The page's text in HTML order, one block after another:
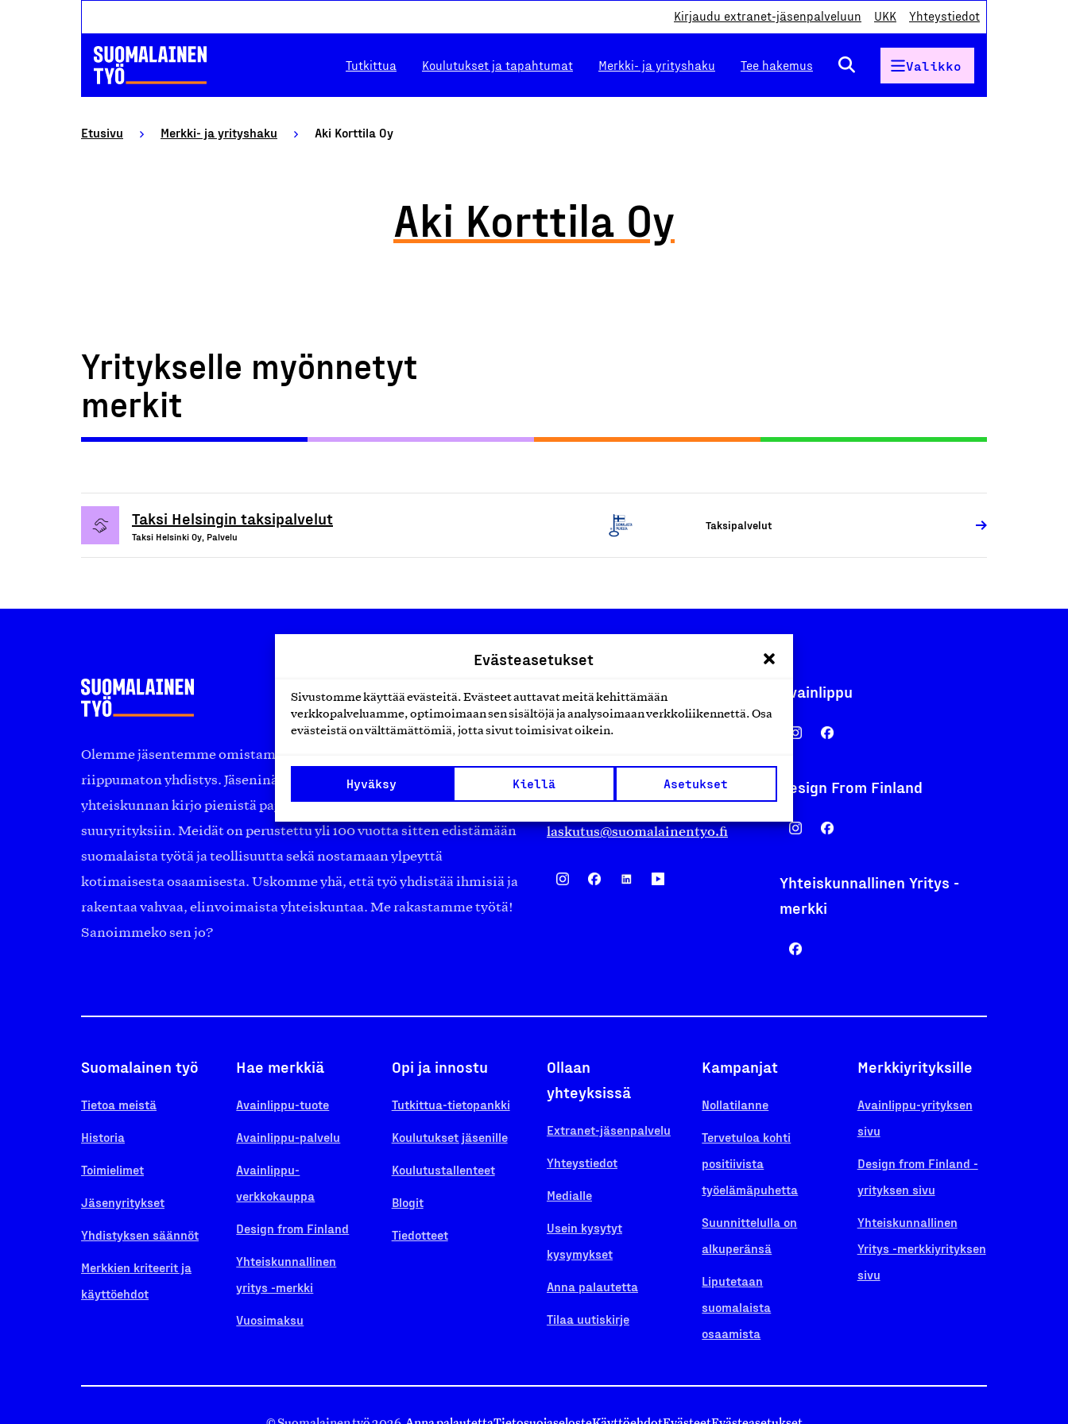
Evästeasetukset
Sivustomme käyttää evästeitä. Evästeet auttavat meitä kehittämään
verkkopalveluamme, optimoimaan sen sisältöjä ja analysoimaan verkkoliikennettä. Osa
evästeistä on välttämättömiä, jotta sivut toimisivat oikein.
Hyväksy Kiellä Asetukset
Kirjaudu extranet-jäsenpalveluun UKK Yhteystiedot
Tutkittua Koulutukset ja tapahtumat Merkki- ja yrityshaku Tee hakemus Valikko
Etusivu Merkki- ja yrityshaku Aki Korttila Oy
Aki Korttila Oy
Yritykselle myönnetyt
merkit
Taksi Helsingin taksipalvelut
Taksi Helsinki Oy, Palvelu
Taksipalvelut
Olemme jäsentemme omistama puolueeton, työmarkkinajärjestöistä
riippumaton yhdistys. Jäseninämme on koko suomalaisen
yhteiskunnan kirjo pienistä pajoista ja yhteisöistä kansainvälisiin
suuryrityksiin. Meidät on perustettu yli 100 vuotta sitten edistämään
suomalaista työtä ja teollisuutta sekä nostamaan ylpeyttä
kotimaisesta osaamisesta. Uskomme yhä, että työ yhdistää ihmisiä ja
rakentaa vahvaa, elinvoimaista yhteiskuntaa. Me rakastamme työtä!
Sanoimmeko sen jo?
Suomalainen työ ry
Eteläranta 14,
Finland
asiakaspalvelu@suomalainentyo.fi
laskutus@suomalainentyo.fi
Avainlippu
Design From Finland
Yhteiskunnallinen Yritys -
merkki
Suomalainen työ
Tietoa meistä
Historia
Toimielimet
Jäsenyritykset
Yhdistyksen säännöt
Merkkien kriteerit ja
käyttöehdot
Hae merkkiä
Avainlippu-tuote
Avainlippu-palvelu
Avainlippu-
verkkokauppa
Design from Finland
Yhteiskunnallinen
yritys -merkki
Vuosimaksu
Opi ja innostu
Tutkittua-tietopankki
Koulutukset jäsenille
Koulutustallenteet
Blogit
Tiedotteet
Ollaan
yhteyksissä
Extranet-jäsenpalvelu
Yhteystiedot
Medialle
Usein kysytyt
kysymykset
Anna palautetta
Tilaa uutiskirje
Kampanjat
Nollatilanne
Tervetuloa kohti
positiivista
työelämäpuhetta
Suunnittelulla on
alkuperänsä
Liputetaan
suomalaista
osaamista
Merkkiyrityksille
Avainlippu-yrityksen
sivu
Design from Finland -
yrityksen sivu
Yhteiskunnallinen
Yritys -merkkiyrityksen
sivu